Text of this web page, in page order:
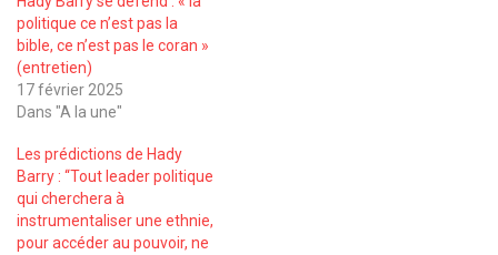
politique ce n’est pas la
bible, ce n’est pas le coran »
(entretien)
17 février 2025
Dans "A la une"
Les prédictions de Hady
Barry : ‘‘Tout leader politique
qui cherchera à
instrumentaliser une ethnie,
pour accéder au pouvoir, ne